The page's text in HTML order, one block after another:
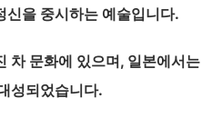
신을 중시하는 예술입니다.
차 문화에 있으며, 일본에서는
성되었습니다.